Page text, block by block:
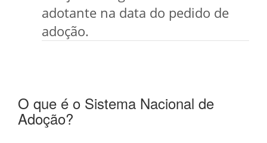
adotante na data do pedido de
adoção.
O que é o Sistema Nacional de
Adoção?